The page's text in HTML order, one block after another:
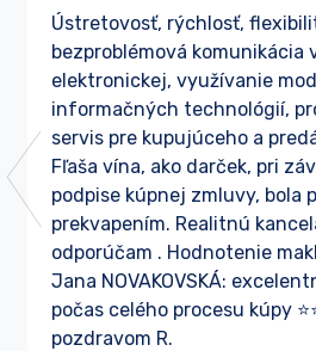
Ústretovosť, rýchlosť,
bezproblémová komunikácia
elektronickej, využívanie
informačných technológií,
servis pre kupujúceho a
Fľaša vína, ako darček, pri
podpise kúpnej zmluvy, bola
prekvapením. Realitnú
odporúčam . Hodnotenie
Jana NOVAKOVSKÁ:
počas celého procesu kúpy
pozdravom R.
Späť